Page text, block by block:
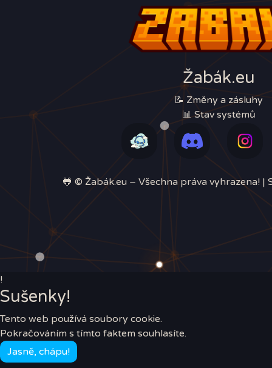
Žabák.eu
📝 Změny a zásluhy
📊 Stav systémů
🐸 © Žabák.eu –⁠ Všechna práva vyhrazena!
!
Sušenky!
Tento web používá soubory cookie.
Pokračováním s tímto faktem souhlasíte.
Jasně, chápu!